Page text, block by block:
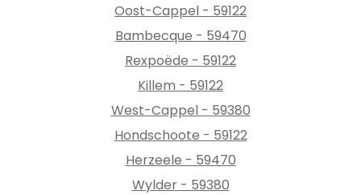
Oost-Cappel - 59122
Bambecque - 59470
Rexpoëde - 59122
Killem - 59122
West-Cappel - 59380
Hondschoote - 59122
Herzeele - 59470
Wylder - 59380